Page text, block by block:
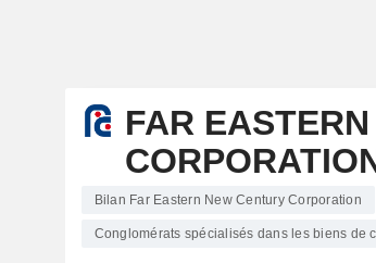
FAR
Bilan Far Eastern New Century Corporation
Conglomérats spécialisés dans les biens de